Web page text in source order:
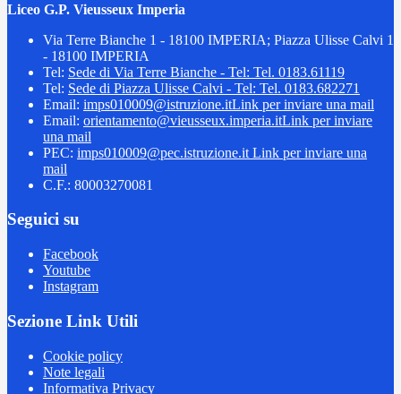
Liceo G.P. Vieusseux Imperia
Via Terre Bianche 1 - 18100 IMPERIA; Piazza Ulisse Calvi 1
- 18100 IMPERIA
Tel: Sede di Via Terre Bianche - Tel: Tel. 0183.61119
Tel: Sede di Piazza Ulisse Calvi - Tel: Tel. 0183.682271
Email: imps010009@istruzione.itLink per inviare una mail
Email: orientamento@vieusseux.imperia.itLink per inviare
una mail
PEC: imps010009@pec.istruzione.it Link per inviare una
mail
C.F.: 80003270081
Seguici su
Facebook
Youtube
Instagram
Sezione Link Utili
Cookie policy
Note legali
Informativa Privacy